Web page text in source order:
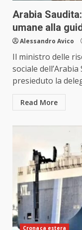
Arabia
umane alla
Alessandro Avico
Il ministro delle
sociale
presieduto la
Read More
Cronaca estera